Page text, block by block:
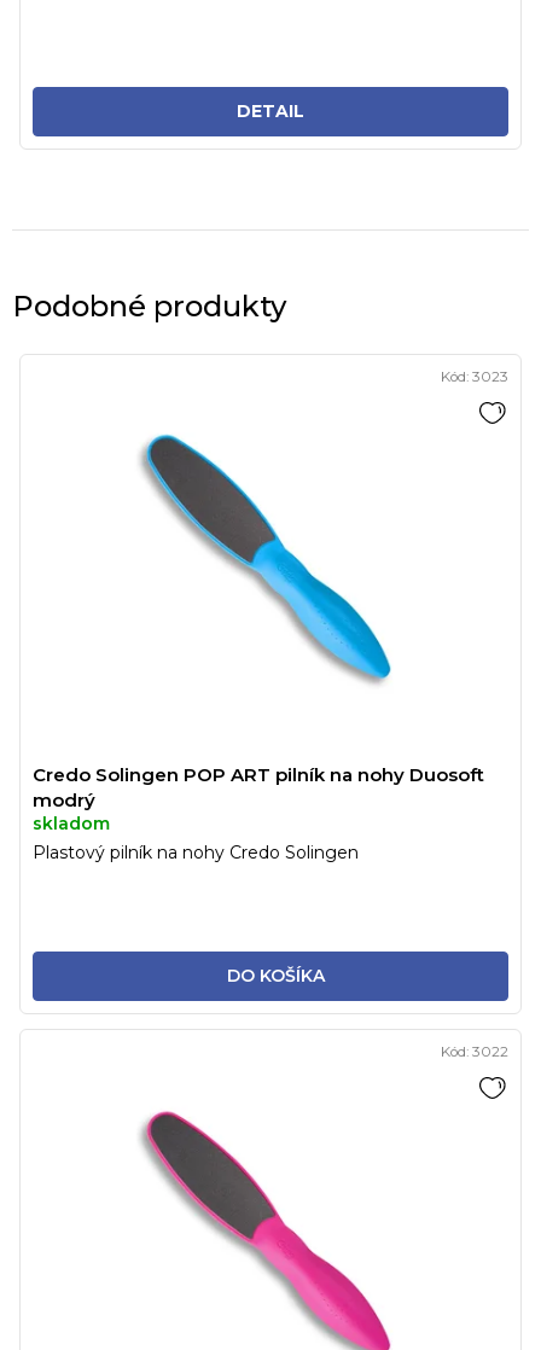
DETAIL
Podobné produkty
Credo Solingen POP ART pilník na nohy Duosoft
modrý
skladom
DO KOŠÍKA
Plastový pilník na nohy Credo Solingen
Kód: 3023
Kód: 3022